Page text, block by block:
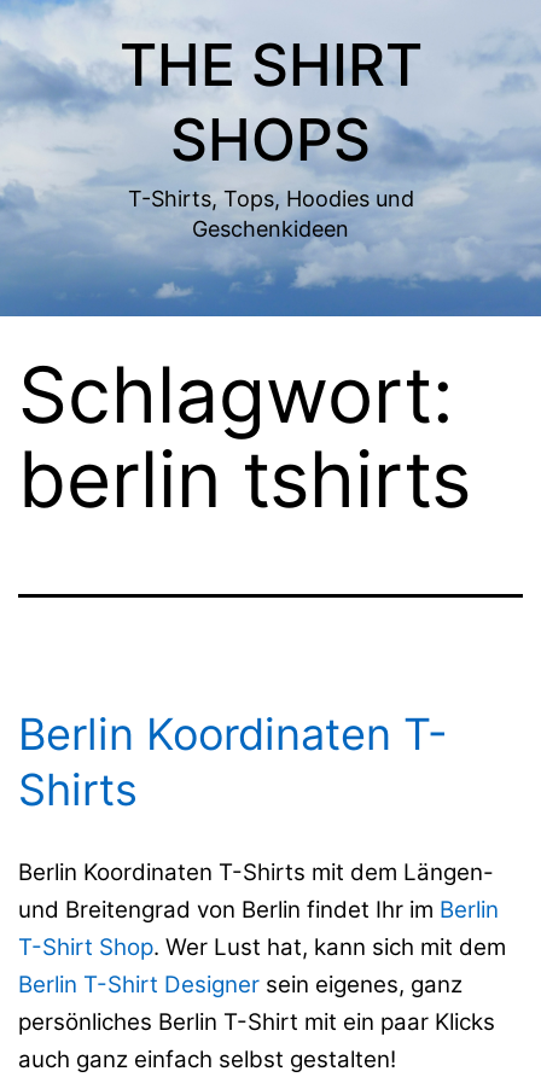
Zum
Inhalt
springen
THE SHIRT
SHOPS
T-Shirts, Tops, Hoodies und
Geschenkideen
Schlagwort:
berlin tshirts
Berlin Koordinaten T-
Shirts
Berlin Koordinaten T-Shirts mit dem Längen-
und Breitengrad von Berlin findet Ihr im Berlin
T-Shirt Shop. Wer Lust hat, kann sich mit dem
Berlin T-Shirt Designer sein eigenes, ganz
persönliches Berlin T-Shirt mit ein paar Klicks
auch ganz einfach selbst gestalten!